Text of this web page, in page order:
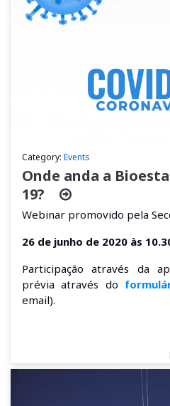
Category: Events
Onde anda a
19?
Webinar promovido pela
26 de junho de 2020 às
Participação através da
prévia através do
email).